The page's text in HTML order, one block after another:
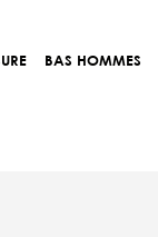
BAS HOMMES